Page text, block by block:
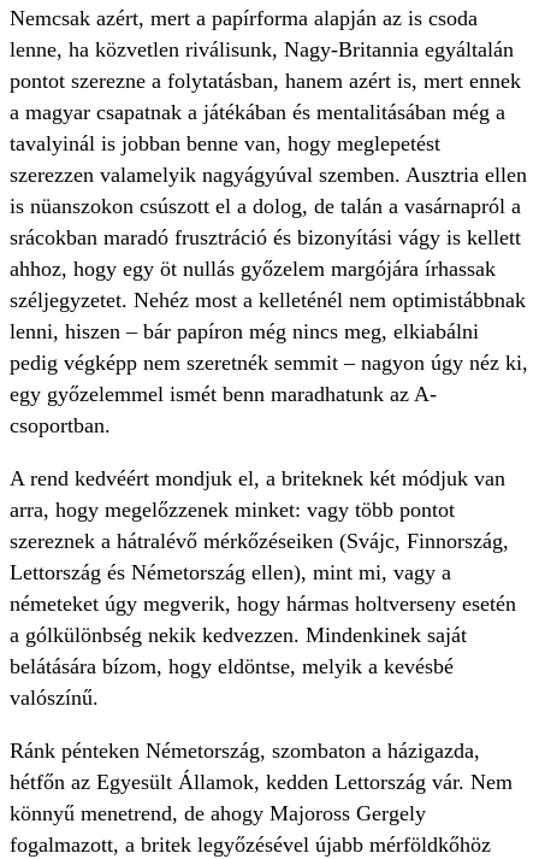
Nemcsak azért, mert a papírforma alapján az is csoda
lenne, ha közvetlen riválisunk, Nagy-Britannia egyáltalán
pontot szerezne a folytatásban, hanem azért is, mert ennek
a magyar csapatnak a játékában és mentalitásában még a
tavalyinál is jobban benne van, hogy meglepetést
szerezzen valamelyik nagyágyúval szemben. Ausztria ellen
is nüanszokon csúszott el a dolog, de talán a vasárnapról a
srácokban maradó frusztráció és bizonyítási vágy is kellett
ahhoz, hogy egy öt nullás győzelem margójára írhassak
széljegyzetet. Nehéz most a kelleténél nem optimistábbnak
lenni, hiszen – bár papíron még nincs meg, elkiabálni
pedig végképp nem szeretnék semmit – nagyon úgy néz ki,
egy győzelemmel ismét benn maradhatunk az A-
csoportban.
A rend kedvéért mondjuk el, a briteknek két módjuk van
arra, hogy megelőzzenek minket: vagy több pontot
szereznek a hátralévő mérkőzéseiken (Svájc, Finnország,
Lettország és Németország ellen), mint mi, vagy a
németeket úgy megverik, hogy hármas holtverseny esetén
a gólkülönbség nekik kedvezzen. Mindenkinek saját
belátására bízom, hogy eldöntse, melyik a kevésbé
valószínű.
Ránk pénteken Németország, szombaton a házigazda,
hétfőn az Egyesült Államok, kedden Lettország vár. Nem
könnyű menetrend, de ahogy Majoross Gergely
fogalmazott, a britek legyőzésével újabb mérföldkőhöz